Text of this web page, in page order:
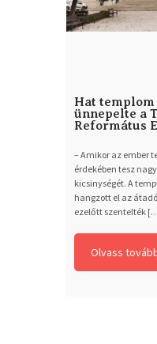
Hat
ünnepelte a
Református
– Amikor az ember
érdekében tesz
kicsinységét. A
hangzott el az
ezelőtt szentelték
Olvass